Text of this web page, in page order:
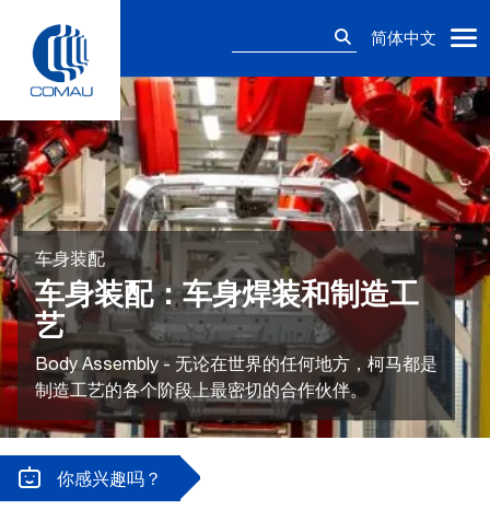
content
简体中文
车身装配
车身装配：车身焊装和制造工
艺
Body Assembly - 无论在世界的任何地方，柯马都是
制造工艺的各个阶段上最密切的合作伙伴。
你感兴趣吗？